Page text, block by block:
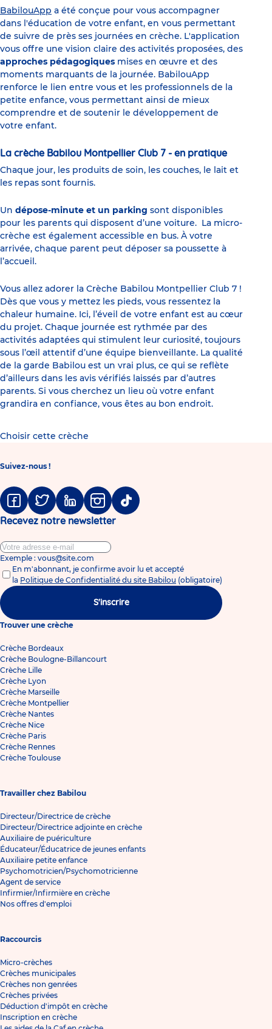
BabilouApp a été conçue pour vous accompagner
dans l'éducation de votre enfant, en vous permettant
de suivre de près ses journées en crèche. L'application
vous offre une vision claire des activités proposées, des
approches pédagogiques mises en œuvre et des
moments marquants de la journée. BabilouApp
renforce le lien entre vous et les professionnels de la
petite enfance, vous permettant ainsi de mieux
comprendre et de soutenir le développement de
votre enfant.
La crèche Babilou Montpellier Club 7 - en pratique
Chaque jour, les produits de soin, les couches, le lait et
les repas sont fournis.
Un dépose-minute et un parking sont disponibles
pour les parents qui disposent d’une voiture. La micro-
crèche est également accessible en bus. À votre
arrivée, chaque parent peut déposer sa poussette à
l’accueil.
Vous allez adorer la Crèche Babilou Montpellier Club 7 !
Dès que vous y mettez les pieds, vous ressentez la
chaleur humaine. Ici, l’éveil de votre enfant est au cœur
du projet. Chaque journée est rythmée par des
activités adaptées qui stimulent leur curiosité, toujours
sous l’œil attentif d’une équipe bienveillante. La qualité
de la garde Babilou est un vrai plus, ce qui se reflète
d’ailleurs dans les avis vérifiés laissés par d’autres
parents. Si vous cherchez un lieu où votre enfant
grandira en confiance, vous êtes au bon endroit.
Choisir cette crèche
Suivez-nous !
FacebookTwitter LinkedinInstagramTiktok
Recevez notre newsletter
Exemple : vous@site.com
En m'abonnant, je confirme avoir lu et accepté
la Politique de Confidentialité du site Babilou (obligatoire)
S'inscrire
Trouver une crèche
Crèche Bordeaux
Crèche Boulogne-Billancourt
Crèche Lille
Crèche Lyon
Crèche Marseille
Crèche Montpellier
Crèche Nantes
Crèche Nice
Crèche Paris
Crèche Rennes
Crèche Toulouse
Travailler chez Babilou
Directeur/Directrice de crèche
Directeur/Directrice adjointe en crèche
Auxiliaire de puériculture
Éducateur/Éducatrice de jeunes enfants
Auxiliaire petite enfance
Psychomotricien/Psychomotricienne
Agent de service
Infirmier/Infirmière en crèche
Nos offres d'emploi
Raccourcis
Micro-crèches
Crèches municipales
Crèches non genrées
Crèches privées
Déduction d'impôt en crèche
Inscription en crèche